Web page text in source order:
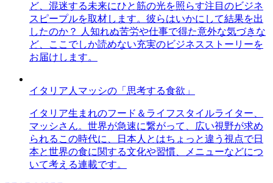
ど、混迷する未来にひと筋の光を照らす注目のビジネ
スピープルを取材します。彼らはいかにして結果を出
したのか？ 人知れぬ苦労や仕事で得た意外な気づきな
ど、ここでしか読めない充実のビジネスストーリーを
お届けします。
イタリア人マッシの「思考する食欲」
イタリア生まれのフード＆ライフスタイルライター、
マッシさん。世界が急速に繋がって、広い視野が求め
られるこの時代に、日本人とはちょっと違う視点で日
本と世界の食に関する文化や習慣、メニューなどにつ
いて考える連載です。